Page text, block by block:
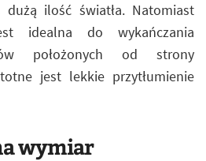
dużą ilość światła. Natomiast
idealna do wykańczania
położonych od strony
jest lekkie przytłumienie
wymiar